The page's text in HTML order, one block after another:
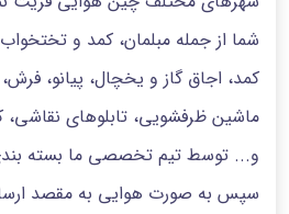
شما از جمله مبلمان، کمد و
کمد، اجاق گاز و یخچال، پیانو،
ماشین ظرفشویی، تابلوهای نقاشی،
و... توسط تیم تخصصی ما بسته
سپس به صورت هوایی به مقصد